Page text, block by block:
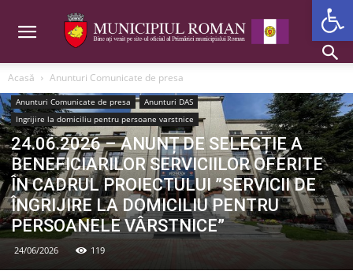
Acasă Anunturi Comunicate de presa
Anunturi Comunicate de presa
Anunturi DAS
Ingrijire la domiciliu pentru persoane varstnice
24.06.2026 – ANUNȚ DE SELECȚIE A
BENEFICIARILOR SERVICIILOR OFERITE
ÎN CADRUL PROIECTULUI ”SERVICII DE
ÎNGRIJIRE LA DOMICILIU PENTRU
PERSOANELE VÂRSTNICE”
24/06/2026 119